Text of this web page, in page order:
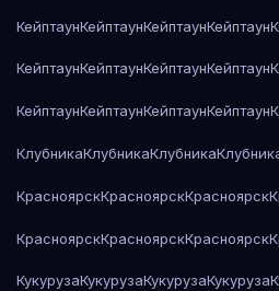
КейптаунКейптаунКейптаунКейптаун
КейптаунКейптаунКейптаунКейптаун
КейптаунКейптаунКейптаунКейптаун
КлубникаКлубникаКлубника
КрасноярскКрасноярскКрасноярск
КрасноярскКрасноярскКрасноярск
КукурузаКукурузаКукурузаКукуруза